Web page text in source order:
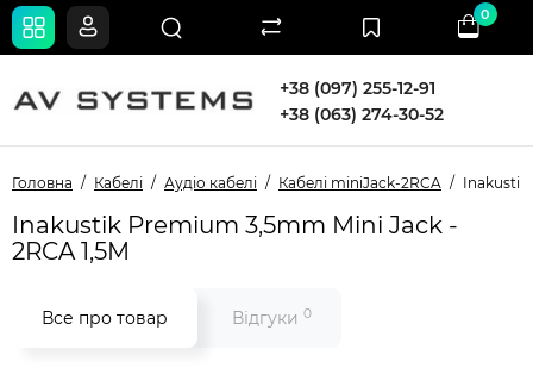
+38 (097) 255-12-91
+38 (063) 274-30-52
0
Головна Кабелі Аудіо кабелі Кабелі miniJack-2RCA Inakustik
Inakustik Premium 3,5mm Mini Jack -
2RCA 1,5M
Все про товар Відгуки 0